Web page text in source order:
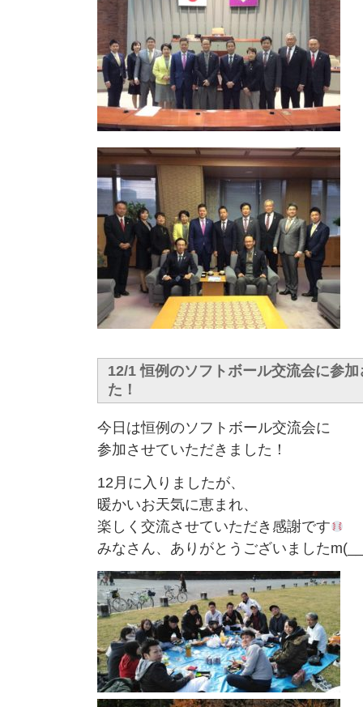
12/1 恒例のソフトボール交流会に参
た！
今日は恒例のソフトボール交流会に
参加させていただきました！
12月に入りましたが、
暖かいお天気に恵まれ、
楽しく交流させていただき感謝です
みなさん、ありがとうございました